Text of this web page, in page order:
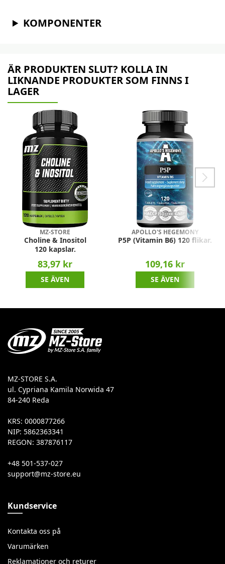
KOMPONENTER
ÄR PRODUKTEN SLUT? KOLLA IN
LIKNANDE PRODUKTER SOM FINNS I
LAGER
MZ-STORE
Choline & Inositol
120 kapslar.
83,97 kr
SE ÄVEN
APOLLO'S HEGEMONY
P5P (Vitamin B6) 120 flikar.
109,16 kr
SE ÄVEN
MZ-STORE S.A.
ul. Cypriana Kamila Norwida 47
84-240 Reda
KRS: 0000877266
NIP: 5862363341
REGON: 387876117
+48 501-537-027
Kundservice
Kontakta oss på
Varumärken
Reklamationer och returer